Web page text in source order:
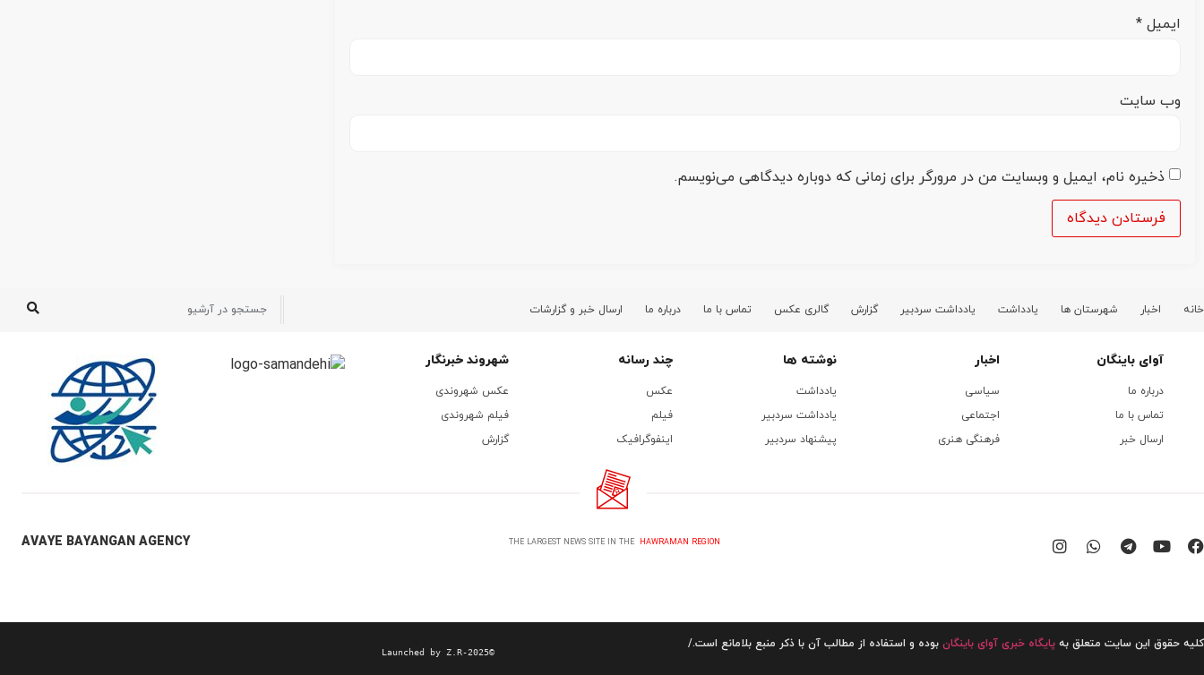
ایمیل *
وب‌ سایت
ذخیره نام، ایمیل و وبسایت من در مرورگر برای زمانی که دوباره دیدگاهی می‌نویسم.
خانه اخبار شهرستان ها یادداشت یادداشت سردبیر گزارش گالری عکس تماس با ما درباره ما ارسال خبر و گزارشات
آوای باینگان
درباره ما
تماس با ما
ارسال خبر
اخبار
سیاسی
اجتماعی
فرهنگی هنری
نوشته ها
یادداشت
یادداشت سردبیر
پیشنهاد سردبیر
چند رسانه
عکس
فیلم
اینفوگرافیک
شهروند خبرنگار
عکس شهروندی
فیلم شهروندی
گزارش
THE LARGEST NEWS SITE IN THE HAWRAMAN REGION
AVAYE BAYANGAN AGENCY
کلیه حقوق این سایت متعلق به پایگاه خبری آوای باینگان بوده و استفاده از مطالب آن با ذکر منبع بلامانع است./
Launched by Z.R-2025©